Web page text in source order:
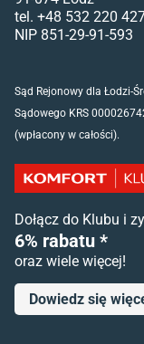
tel. +48 532 220
NIP 851-29-91-593
Sąd Rejonowy dla Łodzi-
Sądowego KRS
(wpłacony w całości).
Dołącz do Klubu i
6% rabatu *
oraz wiele więcej!
Dowiedz się